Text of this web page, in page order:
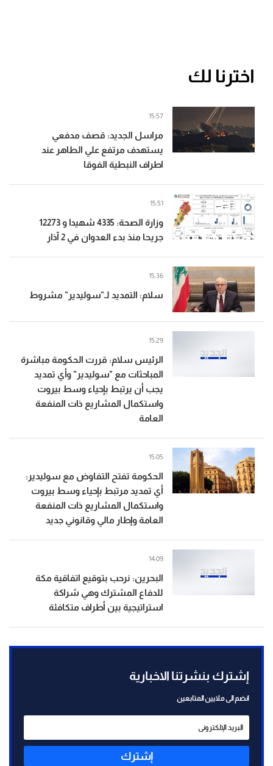
اخترنا لك
مراسل الجديد: قصف مدفعي
يستهدف مرتفع علي الطاهر عند
اطراف النبطية الفوقا
15:57
وزارة الصحة: 4335 شهيدا و 12273
جريحا منذ بدء العدوان في 2 آذار
15:51
سلام: التمديد لـ"سوليدير" مشروط
15:36
الرئيس سلام: قررت الحكومة مباشرة
المباحثات مع "سوليدير" وأي تمديد
يجب أن يرتبط بإحياء وسط بيروت
واستكمال المشاريع ذات المنفعة
العامة
15:29
الحكومة تفتح التفاوض مع سوليدير:
أي تمديد مرتبط بإحياء وسط بيروت
واستكمال المشاريع ذات المنفعة
العامة وإطار مالي وقانوني جديد
15:05
البحرين: نرحب بتوقيع اتفاقية مكة
للدفاع المشترك وهي شراكة
استراتيجية بين أطراف متكافئة
14:09
إشترك بنشرتنا الاخبارية
انضم الى ملايين المتابعين
إشترك